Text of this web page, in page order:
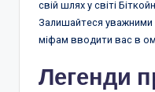
свій шлях у світі
Залишайтеся уважними
міфам вводити вас в
Легенди